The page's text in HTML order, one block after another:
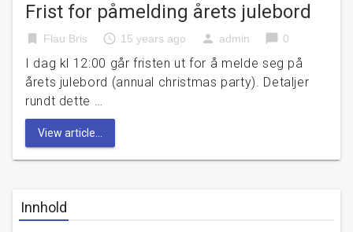
Frist for påmelding årets julebord
bookmark Flau Bris access_time 15 years ago person admin chat_bubble 0
I dag kl 12:00 går fristen ut for å melde seg på
årets julebord (annual christmas party). Detaljer
rundt dette …
View article...
Innhold